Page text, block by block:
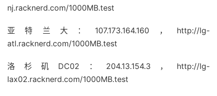
nj.racknerd.com/1000MB.test
亚特兰大：107.173.164.160，http://lg-
atl.racknerd.com/1000MB.test
洛杉矶DC02：204.13.154.3，http://lg-
lax02.racknerd.com/1000MB.test